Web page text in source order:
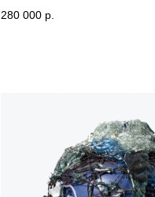
280 000 р.